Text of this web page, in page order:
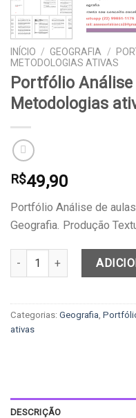
INÍCIO / GEOGRAFIA /
METODOLOGIAS ATIVAS
Portfólio
Metodologias
R$49,90
Portfólio Análise de
Geografia. Produção
Portfólio Análise de aulas
Categorias: Geografia,
ativas
DESCRIÇÃO